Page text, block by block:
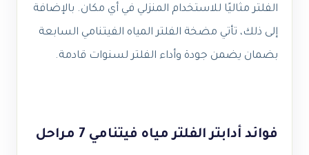
الفلتر مثاليًا للاستخدام المنزلي في أي مكان. بالإضافة
إلى ذلك، تأتي مضخة الفلتر المياه الفيتنامي السابعة
بضمان يضمن جودة وأداء الفلتر لسنوات قادمة.
فوائد أدابتر الفلتر مياه فيتنامي 7 مراحل